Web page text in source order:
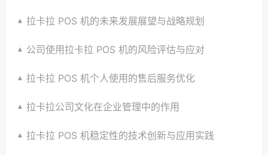
拉卡拉 POS 机的未来发展展望与战略规划
公司使用拉卡拉 POS 机的风险评估与应对
拉卡拉 POS 机个人使用的售后服务优化
拉卡拉公司文化在企业管理中的作用
拉卡拉 POS 机稳定性的技术创新与应用实践